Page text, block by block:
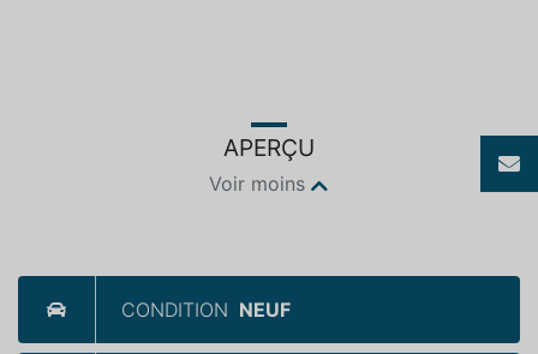
APERÇU
Voir moins
CONDITION NEUF